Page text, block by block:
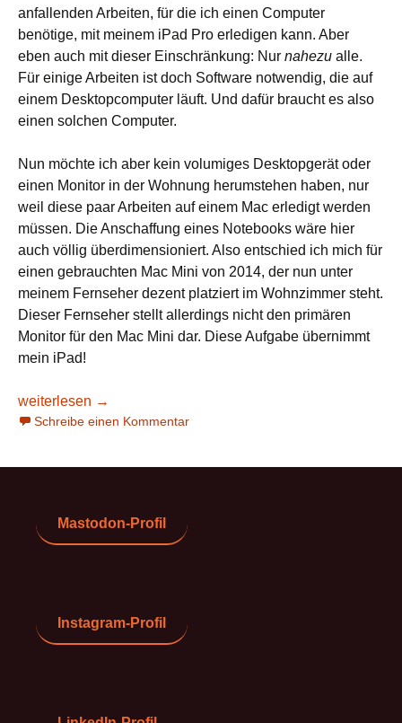
anfallenden Arbeiten, für die ich einen Computer
benötige, mit meinem iPad Pro erledigen kann. Aber
eben auch mit dieser Einschränkung: Nur nahezu alle.
Für einige Arbeiten ist doch Software notwendig, die auf
einem Desktopcomputer läuft. Und dafür braucht es also
einen solchen Computer.
Nun möchte ich aber kein volumiges Desktopgerät oder
einen Monitor in der Wohnung herumstehen haben, nur
weil diese paar Arbeiten auf einem Mac erledigt werden
müssen. Die Anschaffung eines Notebooks wäre hier
auch völlig überdimensioniert. Also entschied ich mich für
einen gebrauchten Mac Mini von 2014, der nun unter
meinem Fernseher dezent platziert im Wohnzimmer steht.
Dieser Fernseher stellt allerdings nicht den primären
Monitor für den Mac Mini dar. Diese Aufgabe übernimmt
mein iPad!
Wenn Mac, dann auf dem iPad
weiterlesen →
Schreibe einen Kommentar
Mastodon-Profil
Instagram-Profil